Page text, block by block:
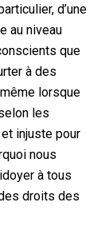
d’une
au niveau
que
à des
lorsque
les
injuste pour
nous
à tous
droits des